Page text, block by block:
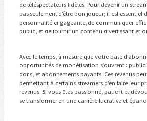
de téléspectateurs fidèles. Pour devenir un
pas seulement d’être bon joueur; il est essentiel
personnalité engageante, de communiquer
public, et de fournir un contenu divertissant et
Avec le temps, à mesure que votre base
opportunités de monétisation s’ouvrent :
dons, et abonnements payants. Ces revenus
permettant à certains streamers d’en faire leur
revenus. Si vous êtes passionné, patient et
se transformer en une carrière lucrative et